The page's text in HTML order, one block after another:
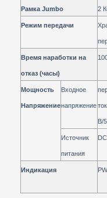
Рамка Jumbo 2
Режим передачи
Время наработки на
отказ (часы)
Мощность
Напряжение
Входное
напряжение
В/
Источник
питания
Индикация